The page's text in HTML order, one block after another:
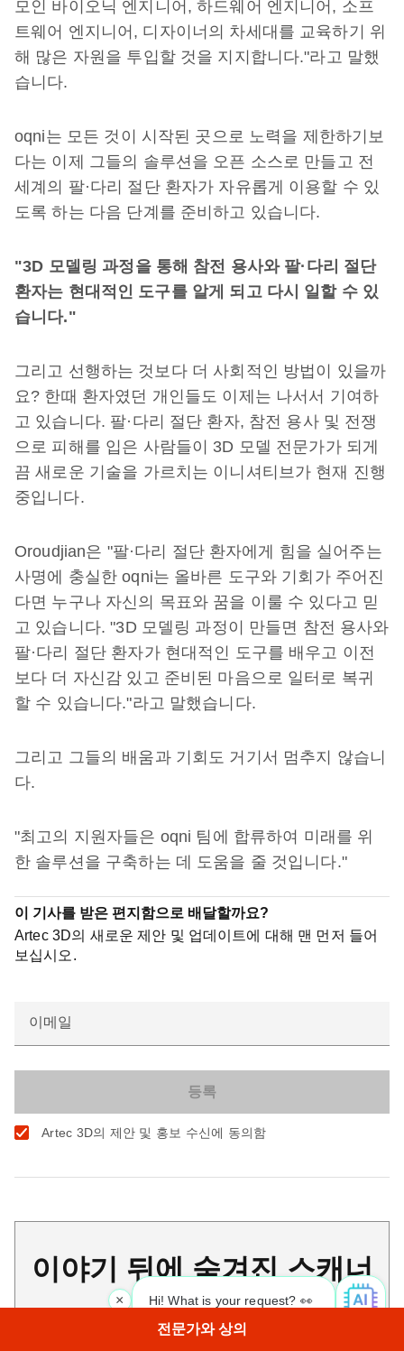
모인 바이오닉 엔지니어, 하드웨어 엔지니어, 소프
트웨어 엔지니어, 디자이너의 차세대를 교육하기 위
해 많은 자원을 투입할 것을 지지합니다."라고 말했
습니다.
oqni는 모든 것이 시작된 곳으로 노력을 제한하기보
다는 이제 그들의 솔루션을 오픈 소스로 만들고 전
세계의 팔·다리 절단 환자가 자유롭게 이용할 수 있
도록 하는 다음 단계를 준비하고 있습니다.
"3D 모델링 과정을 통해 참전 용사와 팔·다리 절단
환자는 현대적인 도구를 알게 되고 다시 일할 수 있
습니다."
그리고 선행하는 것보다 더 사회적인 방법이 있을까
요? 한때 환자였던 개인들도 이제는 나서서 기여하
고 있습니다. 팔·다리 절단 환자, 참전 용사 및 전쟁
으로 피해를 입은 사람들이 3D 모델 전문가가 되게
끔 새로운 기술을 가르치는 이니셔티브가 현재 진행
중입니다.
Oroudjian은 "팔·다리 절단 환자에게 힘을 실어주는
사명에 충실한 oqni는 올바른 도구와 기회가 주어진
다면 누구나 자신의 목표와 꿈을 이룰 수 있다고 믿
고 있습니다. "3D 모델링 과정이 만들면 참전 용사와
팔·다리 절단 환자가 현대적인 도구를 배우고 이전
보다 더 자신감 있고 준비된 마음으로 일터로 복귀
할 수 있습니다."라고 말했습니다.
그리고 그들의 배움과 기회도 거기서 멈추지 않습니
다.
"최고의 지원자들은 oqni 팀에 합류하여 미래를 위
한 솔루션을 구축하는 데 도움을 줄 것입니다."
이 기사를 받은 편지함으로 배달할까요?
Artec 3D의 새로운 제안 및 업데이트에 대해 맨 먼저 들어
보십시오.
이메일
Artec 3D의 제안 및 홍보 수신에 동의함
이야기 뒤에 숨겨진 스캐너
Hi! What is your request? 👀
×
전문가와 상의